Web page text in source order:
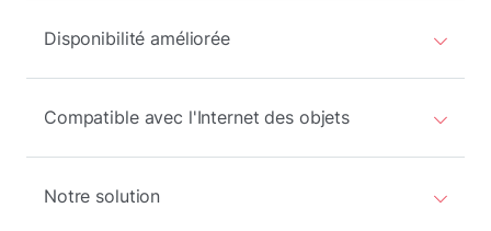
Disponibilité améliorée
Compatible avec l'Internet des objets
Notre solution